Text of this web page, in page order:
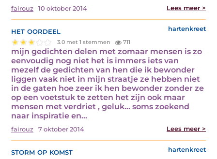
fairouz 10 oktober 2014 Lees meer >
het oordeel hartenkreet
3.0 met 1 stemmen 711
mijn gedichten delen met zomaar mensen is zo
eenvoudig nog niet het is immers iets van
mezelf de gedichten van hen die ik bewonder
liggen vaak niet in mijn straatje ze hebben niet
in de gaten hoe zeer ik hen bewonder zonder ze
op een voetstuk te zetten het zijn ook maar
mensen met verdriet , geluk… soms zoekend
naar inspiratie en…
fairouz 7 oktober 2014 Lees meer >
storm op komst hartenkreet